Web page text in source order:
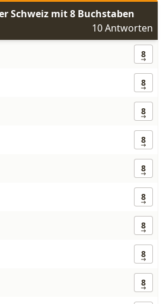
Schweiz mit 8 Buchstaben
10 Antworten
8
8
8
8
8
8
8
8
8